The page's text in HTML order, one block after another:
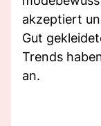
akzeptiert
Gut
Trends
an.